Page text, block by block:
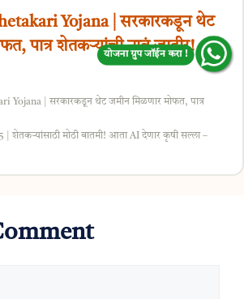
Yojana | सरकारकडून थेट
पात्र शेतकऱ्यांची नावं जाहीर!
Yojana | सरकारकडून थेट जमीन मिळणार मोफत, पात्र
शेतकऱ्यांसाठी मोठी बातमी! आता AI देणार कृषी सल्ला –
योजना ग्रुप जॉईन करा !